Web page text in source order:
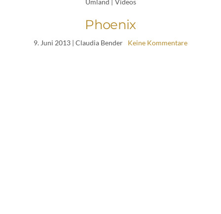
Umland | Videos
Phoenix
9. Juni 2013 | Claudia Bender Keine Kommentare